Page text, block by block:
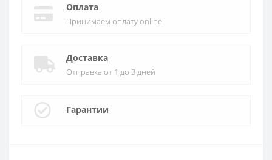
Оплата
Принимаем оплату online
Доставка
Отправка от 1 до 3 дней
Гарантии